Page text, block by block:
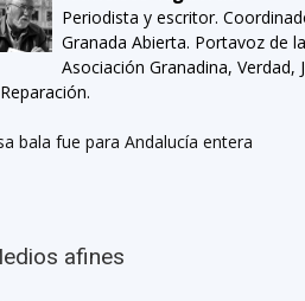
Periodista y escritor.
Granada Abierta. Portavoz de la
Asociación Granadina, Verdad,
bala fue para Andalucía entera
afines